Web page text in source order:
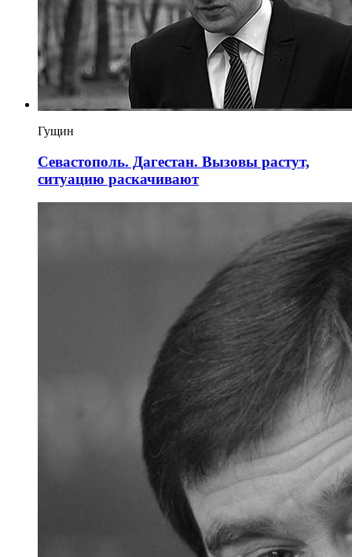
Гущин
Севастополь. Дагестан. Вызовы растут,
ситуацию раскачивают